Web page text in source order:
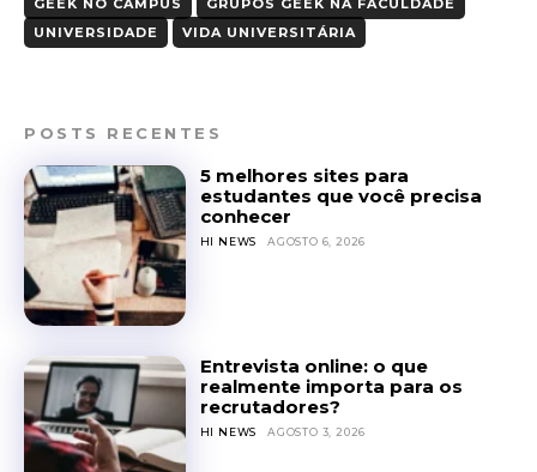
UNIVERSIDADE
VIDA UNIVERSITÁRIA
POSTS RECENTES
5 melhores sites para
estudantes que você precisa
conhecer
HI NEWS AGOSTO 6, 2026
Entrevista online: o que
realmente importa para os
recrutadores?
HI NEWS AGOSTO 3, 2026